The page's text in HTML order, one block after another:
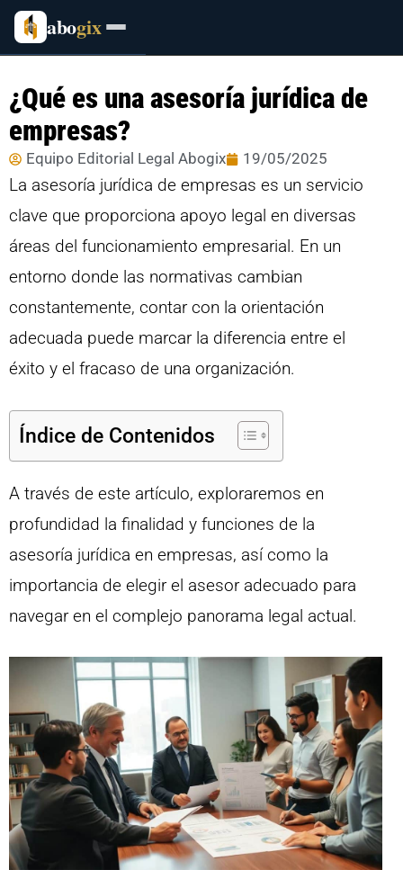
abogix
¿Qué es una asesoría jurídica de
empresas?
Equipo Editorial Legal Abogix 19/05/2025
La asesoría jurídica de empresas es un servicio
clave que proporciona apoyo legal en diversas
áreas del funcionamiento empresarial. En un
entorno donde las normativas cambian
constantemente, contar con la orientación
adecuada puede marcar la diferencia entre el
éxito y el fracaso de una organización.
Índice de Contenidos
A través de este artículo, exploraremos en
profundidad la finalidad y funciones de la
asesoría jurídica en empresas, así como la
importancia de elegir el asesor adecuado para
navegar en el complejo panorama legal actual.